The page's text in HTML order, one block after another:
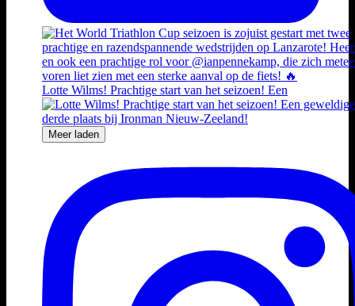
Lotte Wilms! Prachtige start van het seizoen! Een
Meer laden